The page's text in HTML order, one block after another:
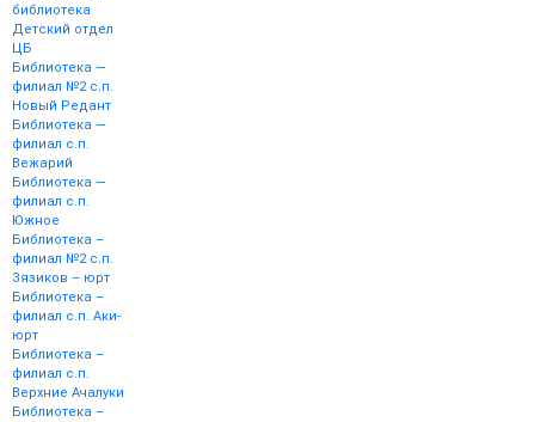
библиотека
Детский отдел
ЦБ
Библиотека —
филиал №2 с.п.
Новый Редант
Библиотека —
филиал с.п.
Вежарий
Библиотека —
филиал с.п.
Южное
Библиотека –
филиал №2 с.п.
Зязиков – юрт
Библиотека –
филиал с.п. Аки-
юрт
Библиотека –
филиал с.п.
Верхние Ачалуки
Библиотека –